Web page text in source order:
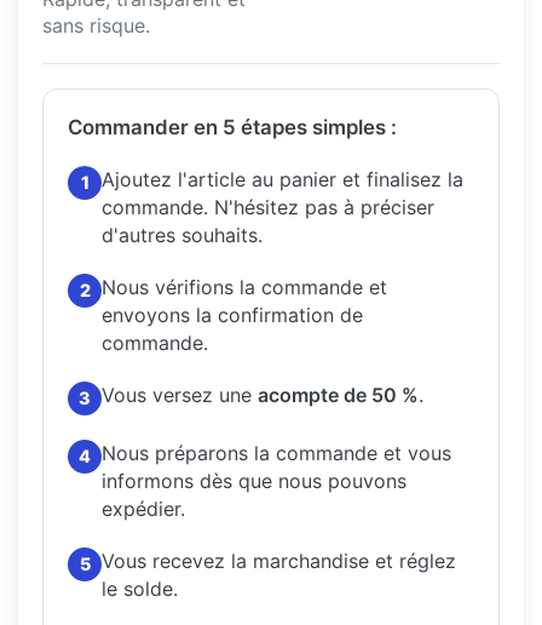
sans risque.
Commander en 5 étapes simples :
1
Ajoutez l'article au panier et finalisez la
commande. N'hésitez pas à préciser
d'autres souhaits.
2
Nous vérifions la commande et
envoyons la confirmation de
commande.
3 Vous versez une acompte de 50 %.
4 Nous préparons la commande et vous
informons dès que nous pouvons
expédier.
5 Vous recevez la marchandise et réglez
le solde.